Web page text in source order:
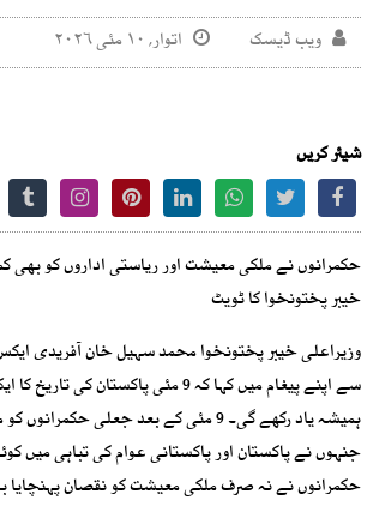
ویب ڈیسک اتوار, ۱۰ مئی ۲۰۲۶
شیئر کریں
حکمرانوں نے ملکی معیشت اور ریاستی اداروں کو بھی
خیبر پختونخوا کا ٹویٹ
سے اپنے پیغام میں کہا کہ 9 مئی
ہمیشہ یاد رکھے گی۔ 9 مئی کے بعد جعلی
جنہوں نے پاکستان اور پاکستانی عوام کی تباہی میں
حکمرانوں نے نہ صرف ملکی معیشت کو نقصان پہنچایا